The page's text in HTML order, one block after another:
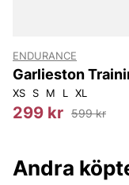
ENDURANCE
Garlieston
Glove
XS S M L XL
299 kr 599 kr
Andra